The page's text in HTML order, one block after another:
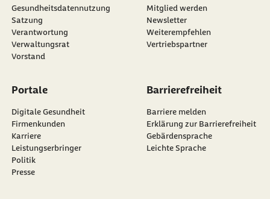
Gesundheitsdatennutzung
Satzung
Verantwortung
Verwaltungsrat
Vorstand
Mitglied werden
Newsletter
externer Link:
Weiterempfehlen
Vertriebspartner
Portale
Digitale Gesundheit
Firmenkunden
Karriere
Leistungserbringer
Politik
Presse
Barrierefreiheit
Barriere melden
Erklärung zur Barrierefreiheit
Gebärdensprache
Leichte Sprache